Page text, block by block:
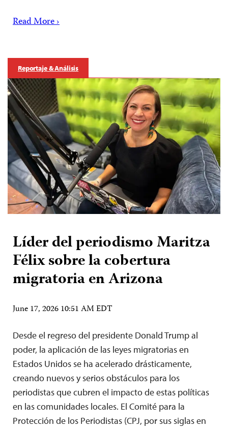
Read More ›
Reportaje & Análisis
Líder del periodismo Maritza
Félix sobre la cobertura
migratoria en Arizona
June 17, 2026 10:51 AM EDT
Desde el regreso del presidente Donald Trump al
poder, la aplicación de las leyes migratorias en
Estados Unidos se ha acelerado drásticamente,
creando nuevos y serios obstáculos para los
periodistas que cubren el impacto de estas políticas
en las comunidades locales. El Comité para la
Protección de los Periodistas (CPJ, por sus siglas en